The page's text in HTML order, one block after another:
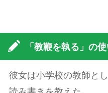
「教鞭を執る」の
彼女は小学校の教師と